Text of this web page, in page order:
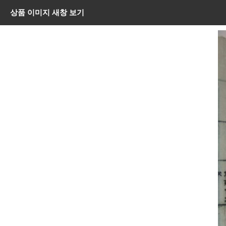
상품 이미지 새창 보기